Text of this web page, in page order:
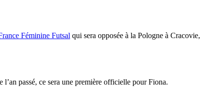
Féminine Futsal qui sera opposée à la Pologne à Cracovie,
passé, ce sera une première officielle pour Fiona.